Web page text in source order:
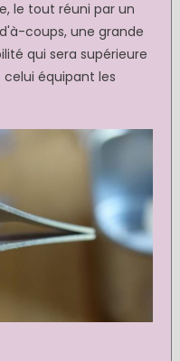
le tout réuni par un
coups, une grande
qui sera supérieure
équipant les